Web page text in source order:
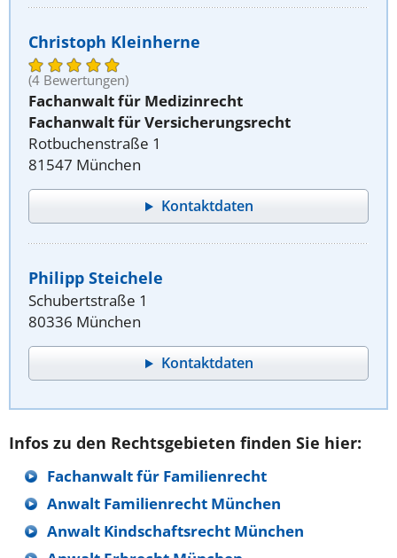
Christoph Kleinherne
(4 Bewertungen)
Fachanwalt für Medizinrecht
Fachanwalt für Versicherungsrecht
Rotbuchenstraße 1
81547 München
Kontaktdaten
Philipp Steichele
Schubertstraße 1
80336 München
Kontaktdaten
Infos zu den Rechtsgebieten finden Sie hier:
Fachanwalt für Familienrecht
Anwalt Familienrecht München
Anwalt Kindschaftsrecht München